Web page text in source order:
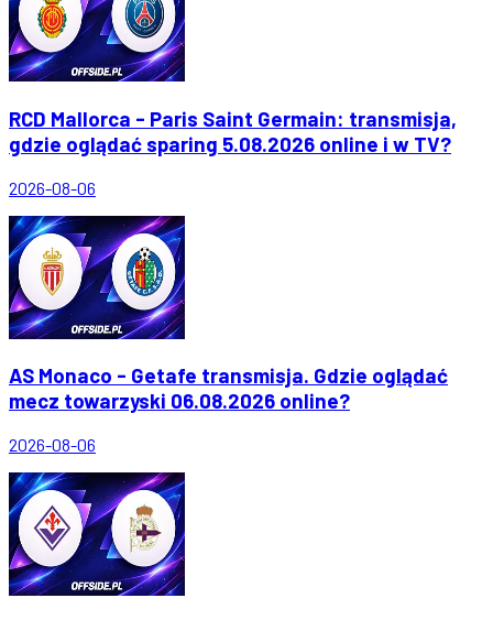
RCD Mallorca - Paris Saint Germain: transmisja,
gdzie oglądać sparing 5.08.2026 online i w TV?
2026-08-06
AS Monaco - Getafe transmisja. Gdzie oglądać
mecz towarzyski 06.08.2026 online?
2026-08-06